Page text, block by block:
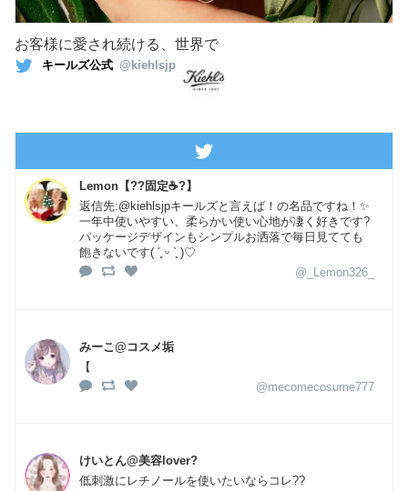
お客様に愛され続ける、世界で
キールズ公式 @kiehlsjp
Lemon【??固定☕?】
返信先:@kiehlsjpキールズと言えば！の名品ですね！✨
一年中使いやすい、柔らかい使い心地が凄く好きです?
パッケージデザインもシンプルお洒落で毎日見てても
飽きないです( ´͈ ᵕ `͈ )♡
@_Lemon326_
みーこ@コスメ垢
【
@mecomecosume777
けいとん@美容lover?
低刺激にレチノールを使いたいならコレ??